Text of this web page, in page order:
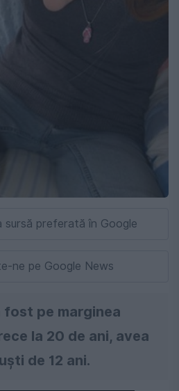
sursă preferată în Google
ne pe Google News
fost pe marginea
la 20 de ani, avea
de 12 ani.